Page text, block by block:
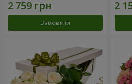
Замовити